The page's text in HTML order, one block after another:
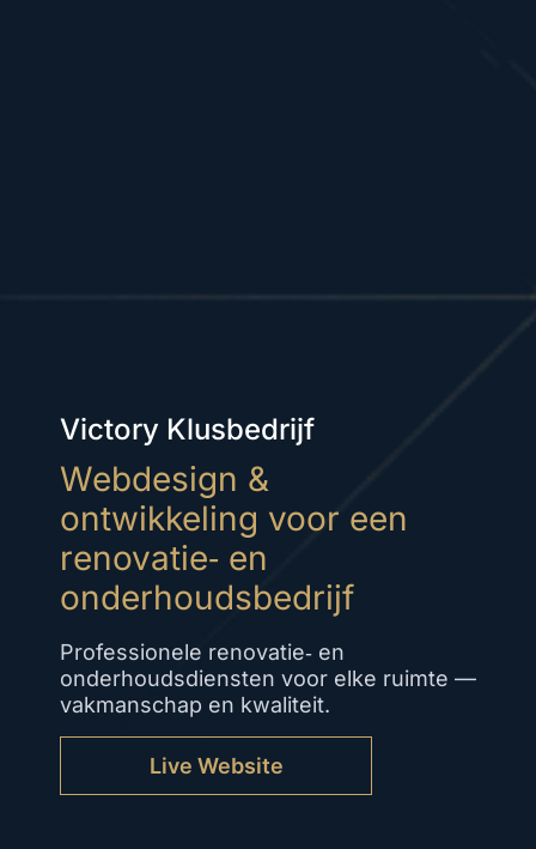
Victory Klusbedrijf
Webdesign &
ontwikkeling voor een
renovatie‑ en
onderhoudsbedrijf
Professionele renovatie‑ en
onderhoudsdiensten voor elke ruimte —
vakmanschap en kwaliteit.
Live Website